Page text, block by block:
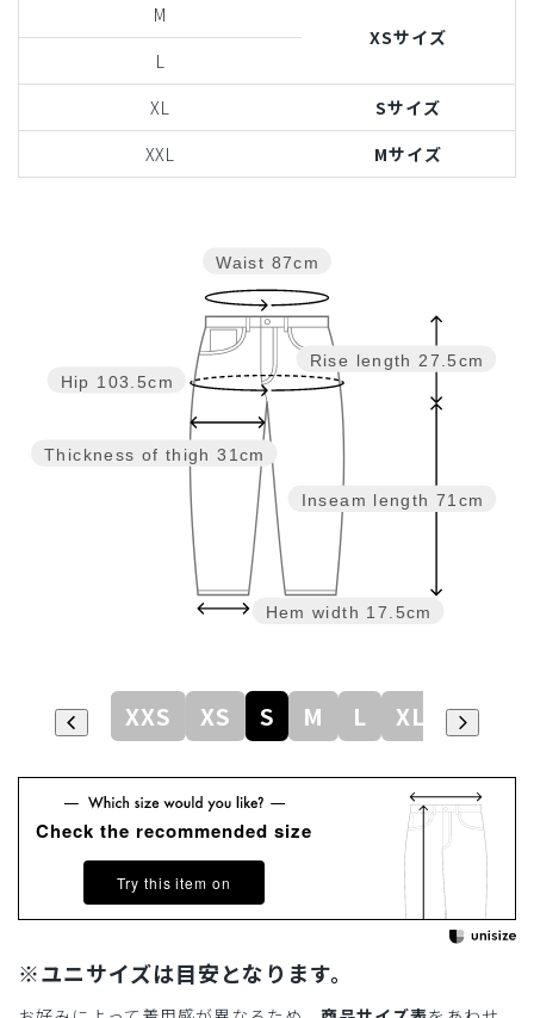
M
XSサイズ
L
XL
Sサイズ
XXL
Mサイズ
Inseam length 71cm
Rise length 27.5cm
Hem width 17.5cm
Thickness of thigh 31cm
Hip 103.5cm
Waist 87cm
XXS XS S M L XL
Check the recommended size
Try this item on
※ユニサイズは目安となります。